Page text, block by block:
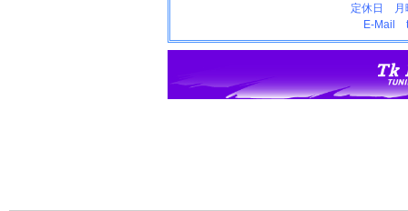
定休日 月
E-Mail